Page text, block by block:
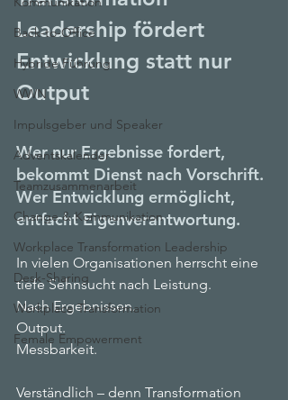
Back-to-Office
Hybride Führung
WWN
Impulsgeber und Speaker
Adventskalender
Teamzusammenarbeit
Change & Kommunikation
Workplace Transformation Leadership
Desk-Sharing
Workplace Transformation
Female Empowerment
Leadership fördert
Entwicklung statt nur
Output
Wer nur Ergebnisse fordert,
bekommt Dienst nach Vorschrift.
Wer Entwicklung ermöglicht,
entfacht Eigenverantwortung.
In vielen Organisationen herrscht eine
tiefe Sehnsucht nach Leistung.
Nach Ergebnissen.
Output.
Messbarkeit.
Verständlich – denn Transformation